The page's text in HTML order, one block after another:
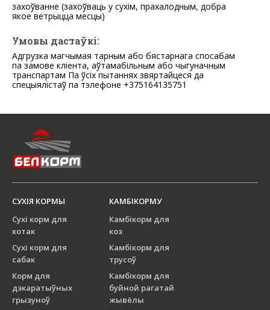
захоўванне (захоўваць у сухім, прахалодным, добра
якое ветрыцца месцы)
Умовы дастаўкі:
Адгрузка магчымая тарным або бястарнага спосабам
па замове кліента, аўтамабільным або чыгуначным
транспартам Па ўсіх пытаннях звяртайцеся да
спецыялістаў па тэлефоне +375164135751
СУХІЯ КОРМЫ
Сухі корм для
котак
Сухі корм для
сабак
Корм для
дэкаратыўных
грызуноў
КАМБІКОРМУ
Камбікорм для
коз
Камбікорм для
трусоў
Камбікорм для
буйной рагатай
жывёлы